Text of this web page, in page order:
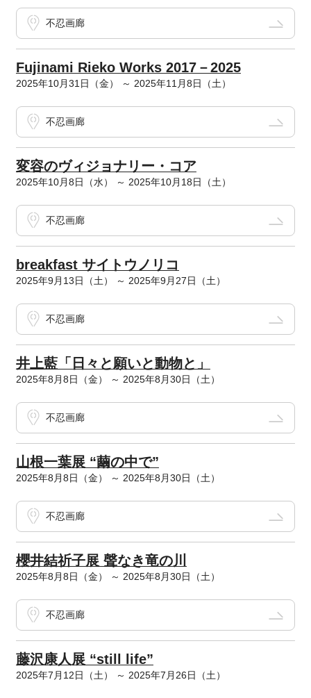
不忍画廊
Fujinami Rieko Works 2017－2025
2025年10月31日（金） ～ 2025年11月8日（土）
不忍画廊
変容のヴィジョナリー・コア
2025年10月8日（水） ～ 2025年10月18日（土）
不忍画廊
breakfast サイトウノリコ
2025年9月13日（土） ～ 2025年9月27日（土）
不忍画廊
井上藍「日々と願いと動物と」
2025年8月8日（金） ～ 2025年8月30日（土）
不忍画廊
山根一葉展 “繭の中で”
2025年8月8日（金） ～ 2025年8月30日（土）
不忍画廊
櫻井結祈子展 聲なき竜の川
2025年8月8日（金） ～ 2025年8月30日（土）
不忍画廊
藤沢康人展 “still life”
2025年7月12日（土） ～ 2025年7月26日（土）